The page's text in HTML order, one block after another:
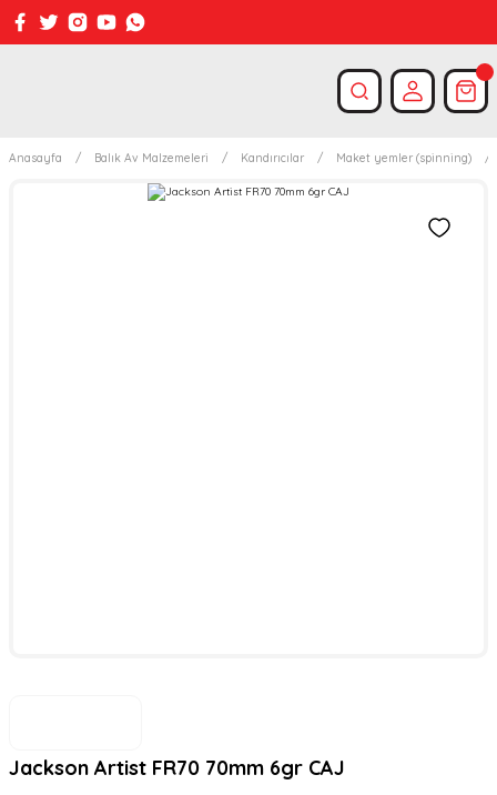
Anasayfa Balık Av Malzemeleri Kandırıcılar Maket yemler (spinning)
Jackson Artist FR70 70mm 6gr CAJ